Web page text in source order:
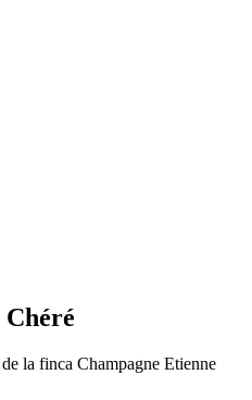
Chéré
la finca Champagne Etienne